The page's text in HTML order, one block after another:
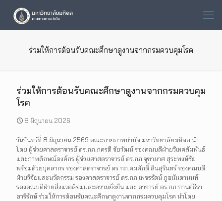
ร่วมให้การต้อนรับคณะศึกษาดูงานจากกรมควบคุมโรค
ร่วมให้การต้อนรับคณะศึกษาดูงานจากกรมควบคุม
โรค
8 มิถุนายน 2026
วันจันทร์ที่ 8 มิถุนายน 2569 คณะกายภาพบำบัด มหาวิทยาลัยมหิดล นำ
โดย ผู้ช่วยศาสตราจารย์ ดร.กภ.ภครตี ชัยวัฒน์ รองคณบดีฝ่ายวิเทศสัมพันธ์
และภาพลักษณ์องค์กร ผู้ช่วยศาสตราจารย์ ดร.กภ.จุฑามาศ สุระพงษ์ชัย
พร้อมด้วยบุคลากร รองศาสตราจารย์ ดร.กภ.คมศักดิ์ สินสุรินทร์ รองคณบดี
ฝ่ายวิจัยและนวัตกรรม รองศาสตราจารย์ ดร.กภ.เพชรรัตน์ ภูอนันตานนท์
รองคณบดีฝ่ายสิ่งแวดล้อมและความยั่งยืน และ อาจารย์ ดร.กภ.กานต์ธีรา
อารีรักษ์ ร่วมให้การต้อนรับคณะศึกษาดูงานจากกรมควบคุมโรค นำโดย